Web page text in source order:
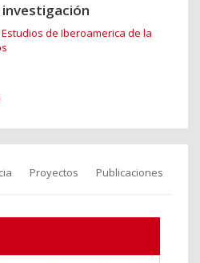
de Iberoamerica de la
Proyectos Publicaciones